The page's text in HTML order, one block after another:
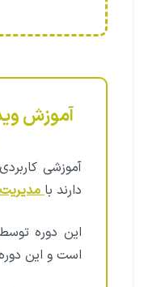
آموزش
آموزشی
دارند با
این دوره
است و این